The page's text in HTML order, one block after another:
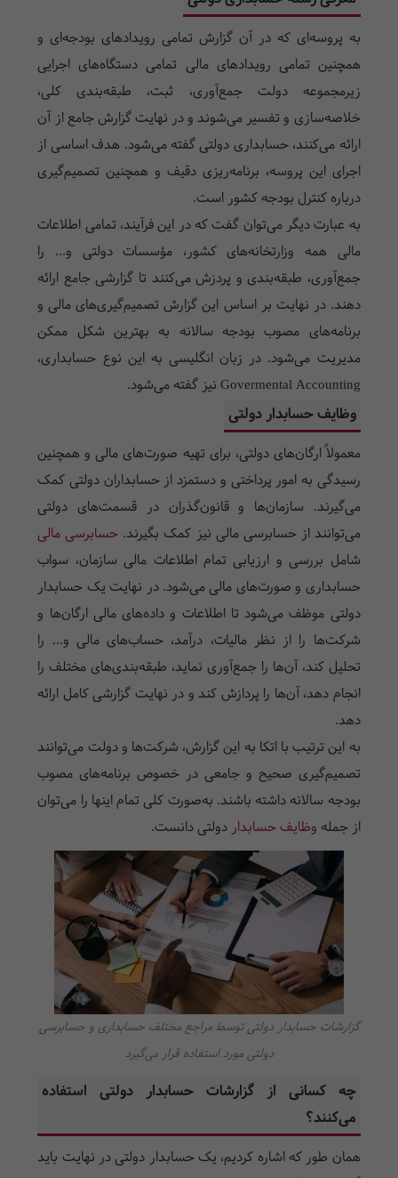
به پروسه‌ای که در آن گزارش تمامی رویدادهای بودجه‌ای و
همچنین تمامی رویدادهای مالی تمامی دستگاه‌های اجرایی
زیرمجموعه دولت جمع‌آوری، ثبت، طبقه‌بندی کلی،
خلاصه‌سازی و تفسیر می‌شوند و در نهایت گزارش جامع از آن
ارائه می‌کنند، حسابداری دولتی گفته می‌شود. هدف اساسی از
اجرای این پروسه، برنامه‌ریزی دقیف و همچنین تصمیم‌گیری
درباره کنترل بودجه کشور است.
به عبارت دیگر می‌توان گفت که در این فرآیند، تمامی اطلاعات
مالی همه وزارتخانه‌های کشور، مؤسسات دولتی و... را
جمع‌آوری، طبقه‌بندی و پردزش می‌کنند تا گزارشی جامع ارائه
دهند. در نهایت بر اساس این گزارش تصمیم‌گیری‌های مالی و
برنامه‌های مصوب بودجه سالانه به بهترین شکل ممکن
مدیریت می‌شود. در زبان انگلیسی به این نوع حسابداری،
Govermental Accounting نیز گفته می‌شود.
وظایف حسابدار دولتی
معمولاً ارگان‌های دولتی، برای تهیه صورت‌های مالی و همچنین
رسیدگی به امور پرداختی و دستمزد از حسابداران دولتی کمک
می‌گیرند. سازمان‌ها و قانون‌گذران در قسمت‌های دولتی
می‌توانند از حسابرسی مالی نیز کمک بگیرند. حسابرسی مالی
شامل بررسی و ارزیابی تمام اطلاعات مالی سازمان، سواب
حسابداری و صورت‌های مالی می‌شود. در نهایت یک حسابدار
دولتی موظف می‌شود تا اطلاعات و داده‌های مالی ارگان‌ها و
شرکت‌ها را از نظر مالیات، درآمد، حساب‌های مالی و... را
تحلیل کند، آن‌ها را جمع‌آوری نماید، طبقه‌بندی‌های مختلف را
انجام دهد، آن‌ها را پردازش کند و در نهایت گزارشی کامل ارائه
دهد.
به این ترتیب با اتکا به این گزارش، شرکت‌ها و دولت می‌توانند
تصمیم‌گیری صحیح و جامعی در خصوص برنامه‌های مصوب
بودجه سالانه داشته باشند. به‌صورت کلی تمام اینها را می‌توان
از جمله وظایف حسابدار دولتی دانست.
گزارشات حسابدار دولتی توسط مراجع مختلف حسابداری و حسابرسی
دولتی مورد استفاده قرار می‌گیرد
چه کسانی از گزارشات حسابدار دولتی استفاده
می‌کنند؟
همان طور که اشاره کردیم، یک حسابدار دولتی در نهایت باید